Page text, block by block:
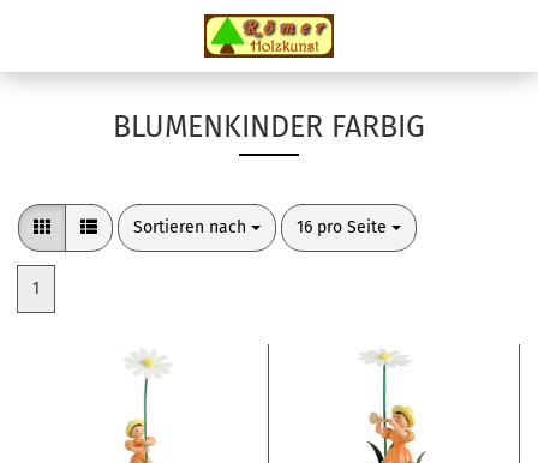
BLUMENKINDER FARBIG
Sortieren nach
Sortieren nach 16 pro Seite
pro Seite
1